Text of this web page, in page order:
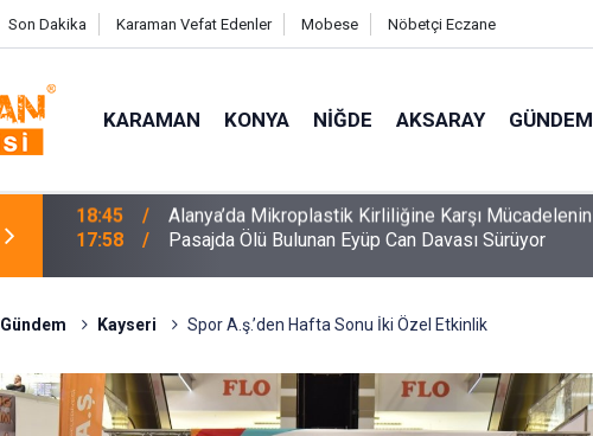
Son Dakika Karaman Vefat Edenler Mobese Nöbetçi Eczane
KARAMAN KONYA NIĞDE AKSARAY GÜNDEM
17:58 Pasajda Ölü Bulunan Eyüp Can Davası Sürüyor
Gündem Kayseri Spor A.ş.’den Hafta Sonu İki Özel Etkinlik